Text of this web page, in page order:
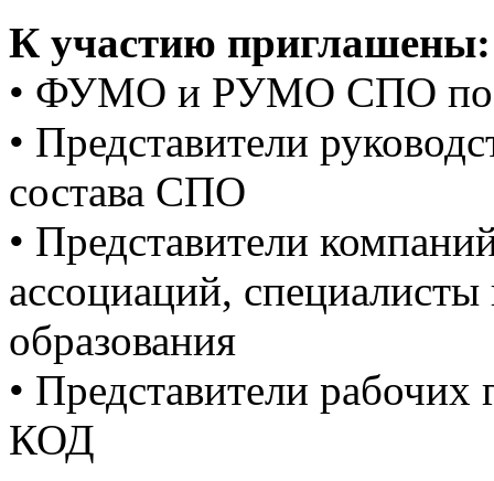
К участию приглашены:
• ФУМО и РУМО СПО по
• Представители
состава СПО
• Представители
ассоциаций,
образования
• Представители
КОД